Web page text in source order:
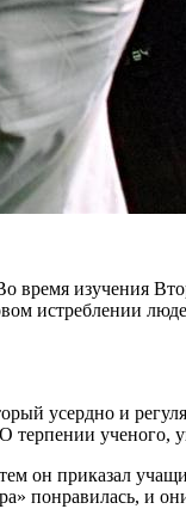
изучения
истреблении
усердно и
ученого,
он приказал
понравилась, и